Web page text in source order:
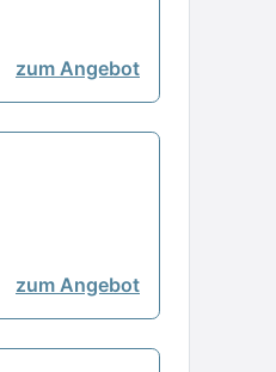
zum Angebot
zum Angebot